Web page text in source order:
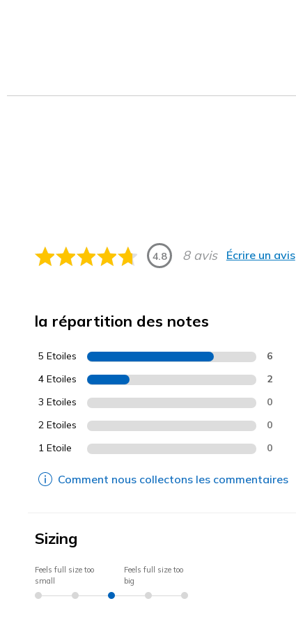
4.8 8 avis Écrire un avis
la répartition des notes
5 Etoiles 6
4 Etoiles 2
3 Etoiles 0
2 Etoiles 0
1 Etoile 0
Comment nous collectons les commentaires
Sizing
Feels full size too
small
Feels full size too
big